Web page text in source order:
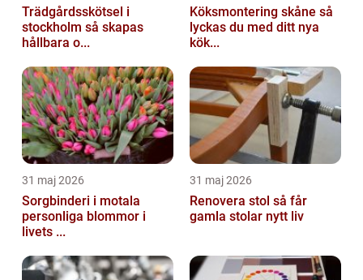
Trädgårdsskötsel i
stockholm så skapas
hållbara o...
Köksmontering skåne så
lyckas du med ditt nya
kök...
31 maj 2026
Sorgbinderi i motala
personliga blommor i
livets ...
31 maj 2026
Renovera stol så får
gamla stolar nytt liv